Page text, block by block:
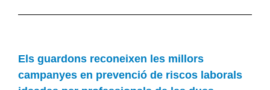
Els guardons reconeixen les millors
campanyes en prevenció de riscos laborals